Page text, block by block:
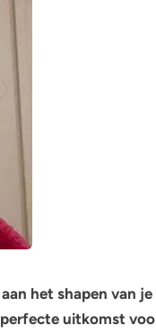
het shapen van
uitkomst